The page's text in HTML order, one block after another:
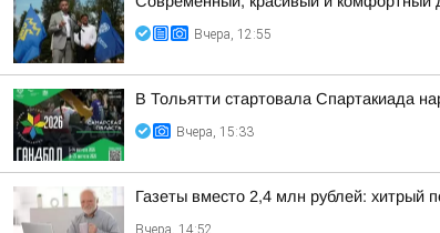
Вчера, 12:55
В Тольятти стартовала Спартакиада
Вчера, 15:33
Газеты вместо 2,4 млн рублей: хитрый
Вчера, 14:52